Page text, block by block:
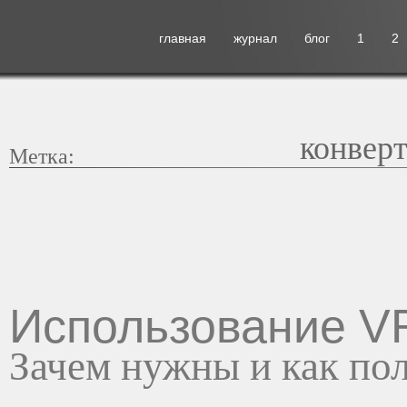
главная журнал блог 1 2
Метка:
Использование
Зачем нужны и как